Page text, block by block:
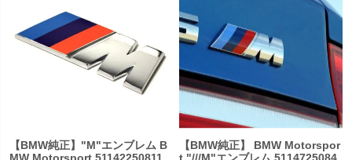
【BMW純正】"M"エンブレム B
【BMW純正】 BMW Motorspor